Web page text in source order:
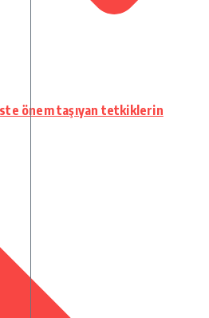
önem taşıyan tetkiklerin